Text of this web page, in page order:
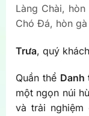
Làng Chài,
Chó Đá, hòn
Trưa, quý
Quần thể Danh
một ngọn núi
và trải nghiệm